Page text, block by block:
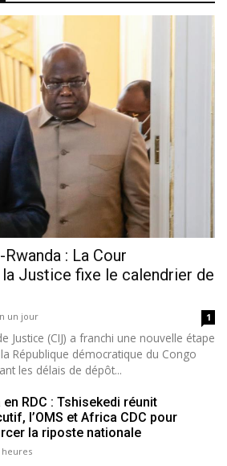
: La Cour
la Justice fixe le calendrier de
un jour 1
Justice (CIJ) a franchi une nouvelle étape
République démocratique du Congo
les délais de dépôt...
en RDC : Tshisekedi réunit
l’OMS et Africa CDC pour
la riposte nationale
heures